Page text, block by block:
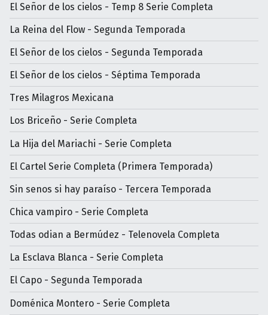
El Señor de los cielos - Temp 8 Serie Completa
La Reina del Flow - Segunda Temporada
El Señor de los cielos - Segunda Temporada
El Señor de los cielos - Séptima Temporada
Tres Milagros Mexicana
Los Briceño - Serie Completa
La Hija del Mariachi - Serie Completa
El Cartel Serie Completa (Primera Temporada)
Sin senos si hay paraíso - Tercera Temporada
Chica vampiro - Serie Completa
Todas odian a Bermúdez - Telenovela Completa
La Esclava Blanca - Serie Completa
El Capo - Segunda Temporada
Doménica Montero - Serie Completa